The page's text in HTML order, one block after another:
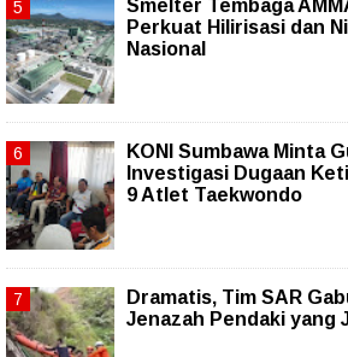
Smelter Tembaga
Perkuat Hilirisasi dan
Nasional
KONI Sumbawa Minta
Investigasi Dugaan
9 Atlet Taekwondo
Dramatis, Tim SAR
Jenazah Pendaki yang